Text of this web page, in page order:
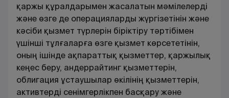
қаржы құралдарымен жасалатын мәмілелерді
және өзге де операцияларды жүргізетінін және
кәсіби қызмет түрлерін біріктіру тәртібімен
үшінші тұлғаларға өзге қызмет көрсететінін,
оның ішінде ақпараттық қызметтер, қаржылық
кеңес беру, андеррайтинг қызметтерін,
облигация ұстаушылар өкілінің қызметтерін,
активтерді сенімгерлікпен басқару және